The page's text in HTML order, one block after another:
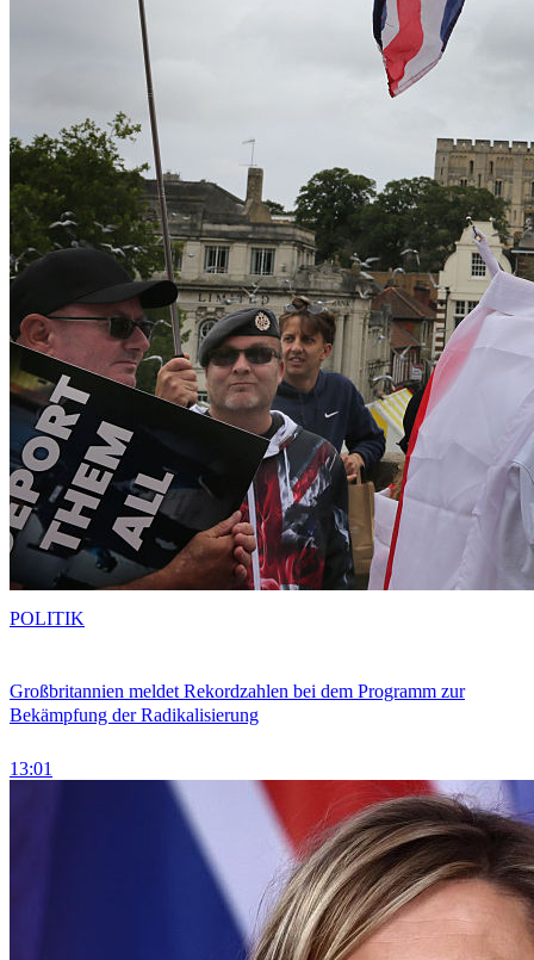
Großbritannien meldet Rekordzahlen bei dem Programm zur
Bekämpfung der Radikalisierung
13:01
POLITIK